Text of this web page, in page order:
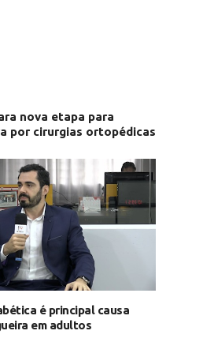
nova etapa para
por cirurgias ortopédicas
é principal causa
em adultos